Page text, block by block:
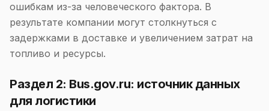
ошибкам из-за человеческого фактора. В
результате компании могут столкнуться с
задержками в доставке и увеличением затрат на
топливо и ресурсы.
Раздел 2: Bus.gov.ru: источник данных
для логистики